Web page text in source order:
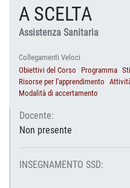
A SCELTA
Assistenza Sanitaria
Collegamenti Veloci
Obiettivi del Corso
Programma
Risorse per l'apprendimento
Modalità di accertamento
Docente:
Non presente
INSEGNAMENTO SSD: